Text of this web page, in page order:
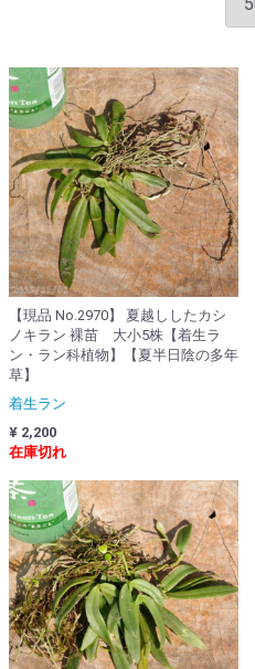
【現品 No.2970】 夏越ししたカシ
ノキラン 裸苗 大小5株【着生ラ
ン・ラン科植物】【夏半日陰の多年
草】
着生ラン
¥ 2,200
在庫切れ